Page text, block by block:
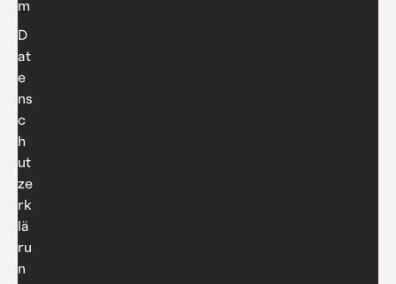
m
D
at
e
ns
c
h
ut
ze
rk
lä
ru
n